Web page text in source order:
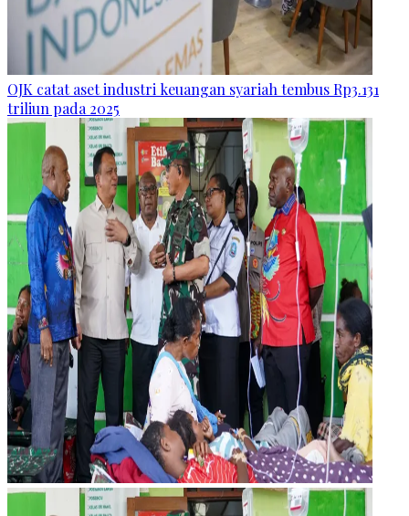
OJK catat aset industri keuangan syariah tembus Rp3.131
triliun pada 2025